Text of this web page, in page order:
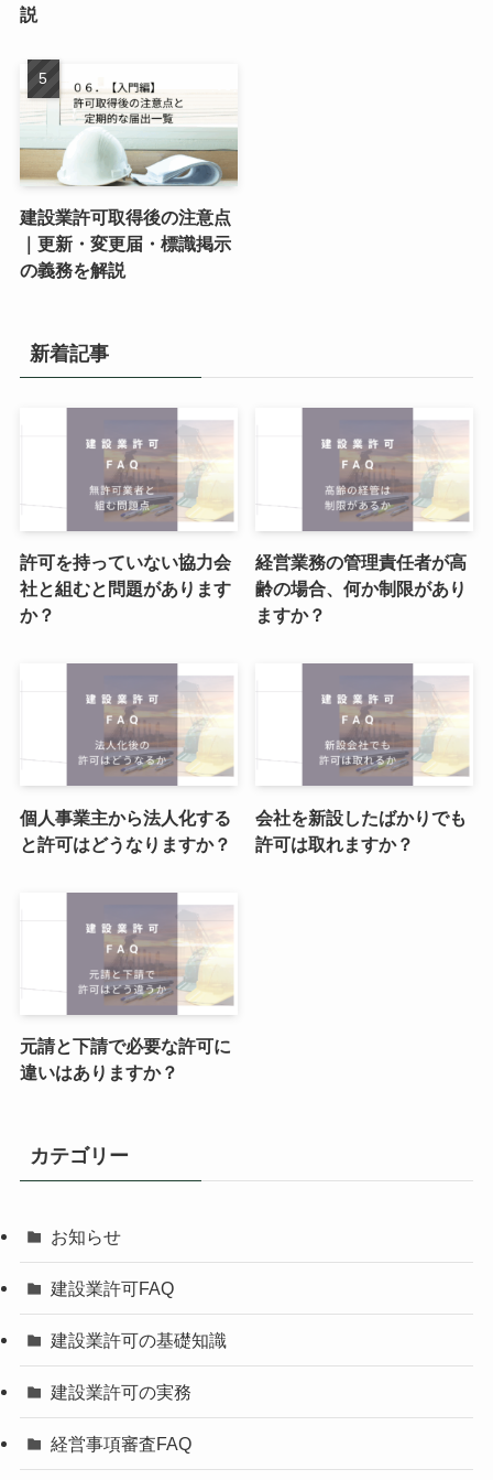
説
建設業許可取得後の注意点
｜更新・変更届・標識掲示
の義務を解説
新着記事
許可を持っていない協力会
社と組むと問題があります
か？
経営業務の管理責任者が高
齢の場合、何か制限があり
ますか？
個人事業主から法人化する
と許可はどうなりますか？
会社を新設したばかりでも
許可は取れますか？
元請と下請で必要な許可に
違いはありますか？
カテゴリー
お知らせ
建設業許可FAQ
建設業許可の基礎知識
建設業許可の実務
経営事項審査FAQ